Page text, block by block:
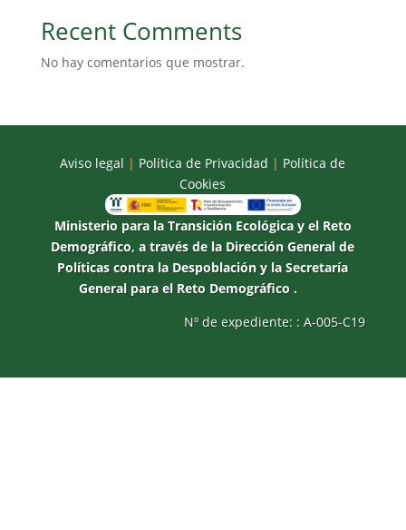
Recent Comments
No hay comentarios que mostrar.
Aviso legal | Política de Privacidad | Política de
Cookies
Ministerio para la Transición Ecológica y el Reto
Demográfico, a través de la Dirección General de
Políticas contra la Despoblación y la Secretaría
General para el Reto Demográfico .
Nº de expediente: : A-005-C19